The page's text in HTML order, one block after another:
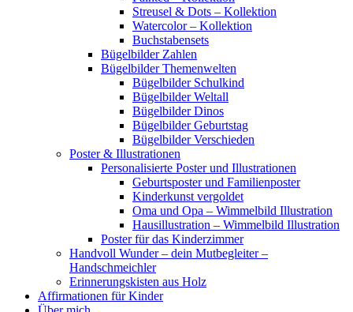
Streusel & Dots – Kollektion
Watercolor – Kollektion
Buchstabensets
Bügelbilder Zahlen
Bügelbilder Themenwelten
Bügelbilder Schulkind
Bügelbilder Weltall
Bügelbilder Dinos
Bügelbilder Geburtstag
Bügelbilder Verschieden
Poster & Illustrationen
Personalisierte Poster und Illustrationen
Geburtsposter und Familienposter
Kinderkunst vergoldet
Oma und Opa – Wimmelbild Illustration
Hausillustration – Wimmelbild Illustration
Poster für das Kinderzimmer
Handvoll Wunder – dein Mutbegleiter –
Handschmeichler
Erinnerungskisten aus Holz
Affirmationen für Kinder